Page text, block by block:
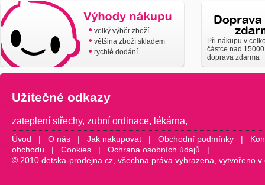
• velký výběr zboží
• většina zboží skladem
• rychlé dodání
Při nákupu v
částce nad
doprava zdarma
Užitečné odkazy
zateplení střechy, zubní ordinace, lékárna,
Úvod | O nás | Jak nakupovat | Obchodní podmínky |
obchodu | Cookies | Ochrana osobních údajů |
© 2010 detska-prodejna.cz, všechna práva vyhrazena, vytvořeno v